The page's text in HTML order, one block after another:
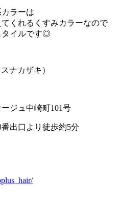
ラーは
くれるくすみカラーなので
タイルです◎
ナカザキ）
ジュ中崎町101号
番出口より徒歩約5分